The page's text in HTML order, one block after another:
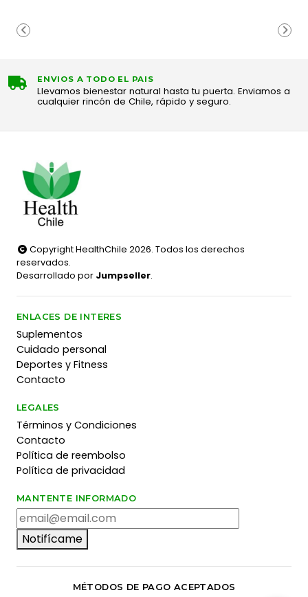
ENVIOS A TODO EL PAIS
Llevamos bienestar natural hasta tu puerta. Enviamos a
cualquier rincón de Chile, rápido y seguro.
Copyright HealthChile 2026. Todos los derechos
reservados.
Desarrollado por Jumpseller.
ENLACES DE INTERES
Suplementos
Cuidado personal
Deportes y Fitness
Contacto
LEGALES
Términos y Condiciones
Contacto
Política de reembolso
Política de privacidad
MANTENTE INFORMADO
Notifícame
MÉTODOS DE PAGO ACEPTADOS